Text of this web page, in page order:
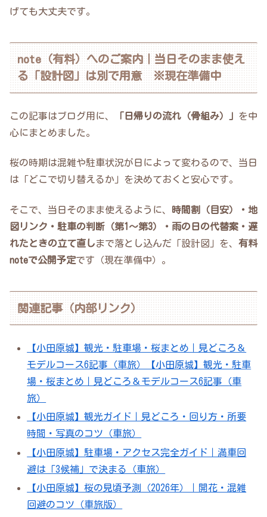
げても大丈夫です。
note（有料）へのご案内｜当日そのまま使え
る「設計図」は別で用意 ※現在準備中
この記事はブログ用に、 「日帰りの流れ（骨組み）」 を中
心にまとめました。
桜の時期は混雑や駐車状況が日によって変わるので、当日
は「どこで切り替えるか」を決めておくと安心です。
そこで、当日そのまま使えるように、
時間割（目安）・地
図リンク・駐車の判断（第1〜第3）・雨の日の代替案・遅
れたときの立て直しまで落とし込んだ「設計図」を、 有料
noteで公開予定です（現在準備中）。
関連記事（内部リンク）
【小田原城】観光・駐車場・桜まとめ｜見どころ＆
モデルコース6記事（車旅）【小田原城】観光・駐車
場・桜まとめ｜見どころ＆モデルコース6記事（車
旅）
【小田原城】観光ガイド｜見どころ・回り方・所要
時間・写真のコツ（車旅）
【小田原城】駐車場・アクセス完全ガイド｜満車回
避は「3候補」で決まる（車旅）
【小田原城】桜の見頃予測（2026年）｜開花・混雑
回避のコツ（車旅版）